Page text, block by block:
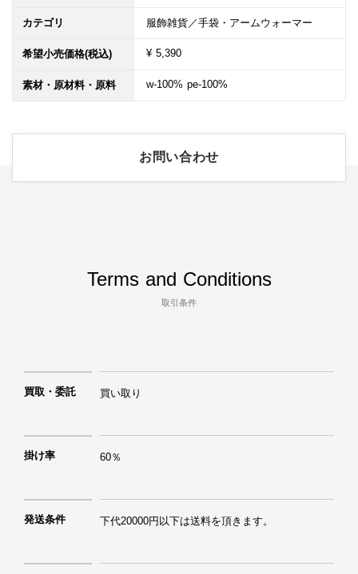
カテゴリ 服飾雑貨／手袋・アームウォーマー
希望小売価格(税込) ¥ 5,390
素材・原材料・原料 w-100% pe-100%
お問い合わせ
Terms and Conditions
取引条件
買取・委託 買い取り
掛け率 60％
発送条件 下代20000円以下は送料を頂きます。